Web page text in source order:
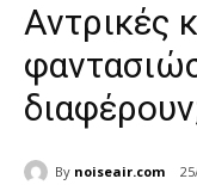
Αντρικές
By noiseair.com